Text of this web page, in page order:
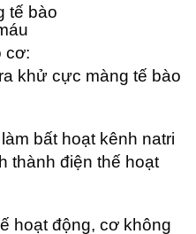
tế bào
cơ:
khử cực màng tế bào
bất hoạt kênh natri
thành điện thế hoạt
hoạt động, cơ không